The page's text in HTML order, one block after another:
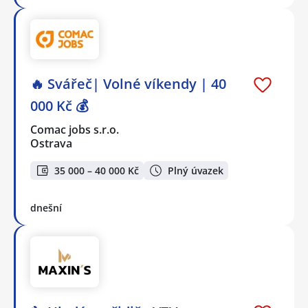
🔥 Svářeč| Volné víkendy | 40
000 Kč 💰
Comac jobs s.r.o.
Ostrava
35 000 – 40 000 Kč Plný úvazek
dnešní